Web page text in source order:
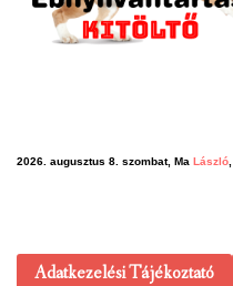
2026. augusztus 8. szombat, Ma László
Adatkezelési Tájékoztató